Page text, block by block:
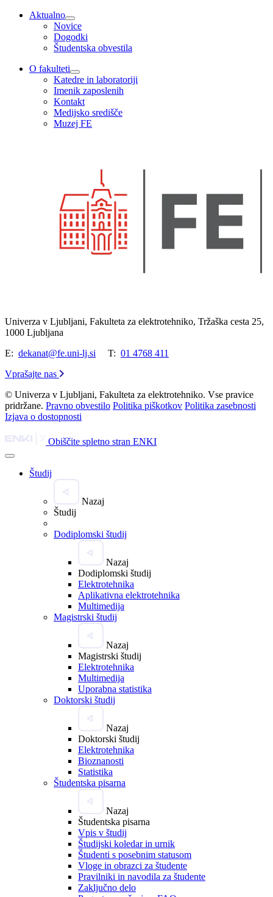
Aktualno
Novice
Dogodki
Študentska obvestila
O fakulteti
Katedre in laboratoriji
Imenik zaposlenih
Kontakt
Medijsko središče
Muzej FE
Univerza v Ljubljani, Fakulteta za elektrotehniko, Tržaška cesta 25,
1000 Ljubljana
E: dekanat@fe.uni-lj.si T: 01 4768 411
Vprašajte nas
© Univerza v Ljubljani, Fakulteta za elektrotehniko. Vse pravice
pridržane. Pravno obvestilo Politika piškotkov Politika zasebnosti
Izjava o dostopnosti
Obiščite spletno stran ENKI
Študij
Nazaj
Študij
Dodiplomski študij
Nazaj
Dodiplomski študij
Elektrotehnika
Aplikativna elektrotehnika
Multimedija
Magistrski študij
Nazaj
Magistrski študij
Elektrotehnika
Multimedija
Uporabna statistika
Doktorski študij
Nazaj
Doktorski študij
Elektrotehnika
Bioznanosti
Statistika
Študentska pisarna
Nazaj
Študentska pisarna
Vpis v študij
Študijski koledar in urnik
Študenti s posebnim statusom
Vloge in obrazci za študente
Pravilniki in navodila za študente
Zaključno delo